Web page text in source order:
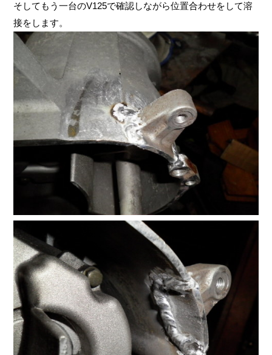
そしてもう一台のV125で確認しながら位置合わせをして溶
接をします。